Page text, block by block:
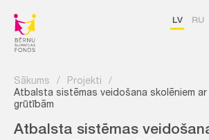
LV RU
Sākums / Projekti
/
Atbalsta sistēmas veidošana skolēniem
grūtībām
Atbalsta sistēmas